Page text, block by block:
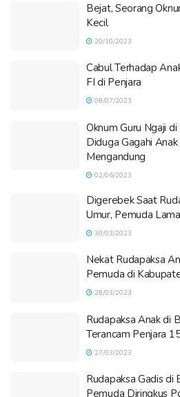
Bejat, Seorang
Kecil
20/10/2023
Cabul Terhadap
FI di Penjara
08/07/2023
Oknum Guru Ngaji
Diduga Gagahi
Mengandung
02/06/2023
Digerebek Saat
Umur, Pemuda
30/03/2023
Nekat Rudapaksa
Pemuda di
28/03/2023
Rudapaksa Anak di
Terancam Penjara
27/03/2023
Rudapaksa Gadis di
Pemuda Diringkus